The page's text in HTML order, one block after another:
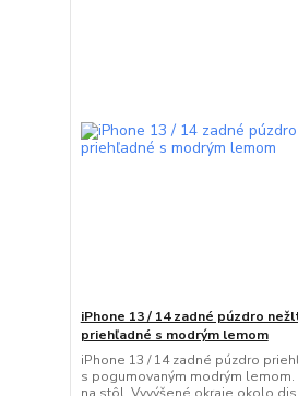
iPhone 13 / 14 zadné púzdro
priehľadné s modrým lemom
iPhone 13 / 14 zadné púzdro
s pogumovaným modrým